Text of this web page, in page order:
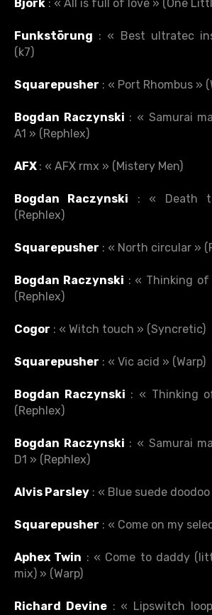
Björk : « All is full of love » (One
Funkstörung : « Best ultratec
(k7)
Squarepusher : « Port Rhombus »
Bogdan Raczynski : « Samurai
A1 » (Rephlex)
AFX : « AFX rmx » (Mistery Men)
Bogdan Raczynski : « Death
(Rephlex)
Squarepusher : « North circular »
Bogdan Raczynski : « Thinking of
(Rephlex)
Cogor : « Witch touch » (Syncretic)
Squarepusher : « Vic acid » (Warp)
Bogdan Raczynski : « Thinking
(Rephlex)
Bogdan Raczynski : « Samurai
D1 » (Rephlex)
Alvis Parsley : « Blue suede
Squarepusher : « Come on my
Aphex Twin : « Come to daddy
mix) » (Warp)
Richard Devine: « Lipswitch